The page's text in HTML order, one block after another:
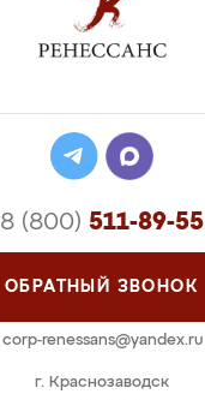
г. Краснозаводск
8 (800) 511-89-55
ОБРАТНЫЙ ЗВОНОК
corp-renessans@yandex.ru